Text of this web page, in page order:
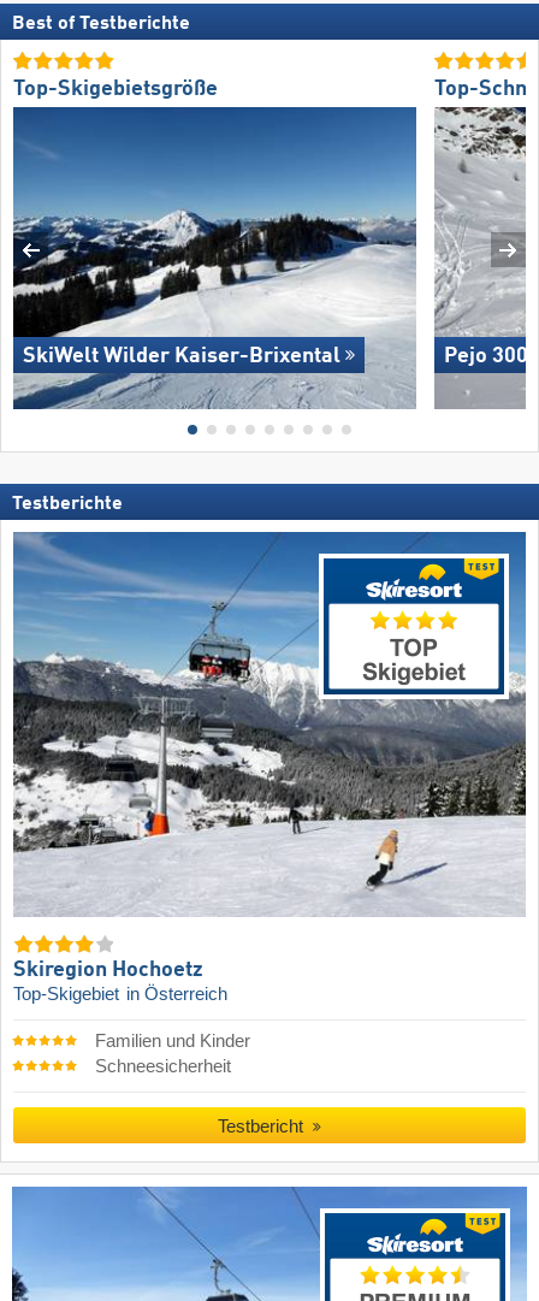
Best of Testberichte
Top-Skigebietsgröße
SkiWelt Wilder Kaiser-Brixental
Top-
Pejo 3000
Testberichte
Skiregion Hochoetz
Top-Skigebiet in Österreich
Familien und Kinder
Schneesicherheit
Testbericht